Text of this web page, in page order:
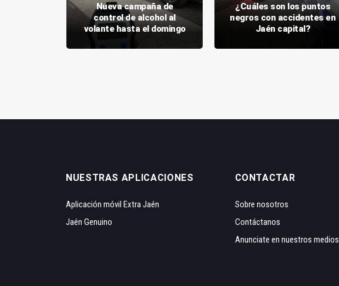
Nueva campaña de
control de alcohol al
volante hasta el domingo
¿Cuáles son los puntos
negros con accidentes en
Jaén capital?
NUESTRAS APLICACIONES
Aplicación móvil Extra Jaén
Jaén Genuino
CONTACTAR
Sobre nosotros
Contáctanos
Anunciate en nuestros medios